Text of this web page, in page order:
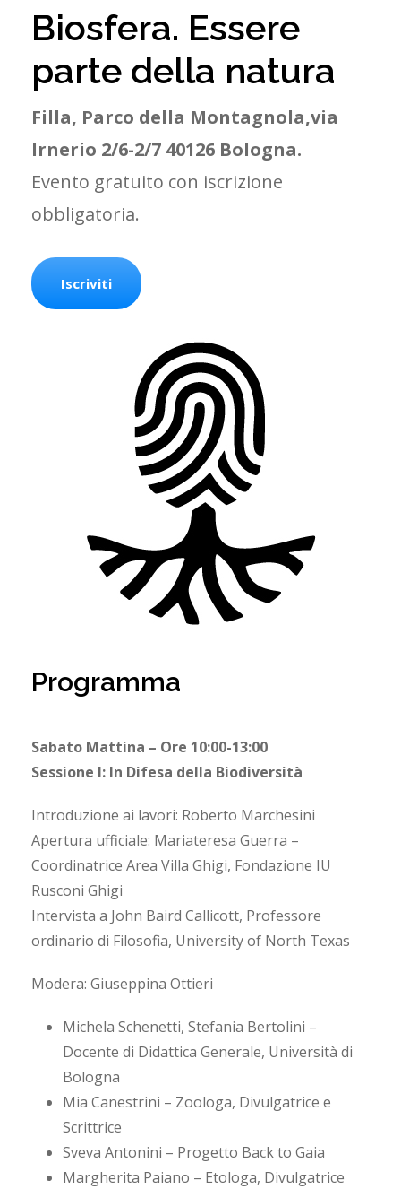
Biosfera. Essere
parte della natura
Filla, Parco della Montagnola,via
Irnerio 2/6-2/7 40126 Bologna.
Evento gratuito con iscrizione
obbligatoria.
Iscriviti
Programma
Sabato Mattina – Ore 10:00-13:00
Sessione I: In Difesa della Biodiversità
Introduzione ai lavori: Roberto Marchesini
Apertura ufficiale: Mariateresa Guerra –
Coordinatrice Area Villa Ghigi, Fondazione IU
Rusconi Ghigi
Intervista a John Baird Callicott, Professore
ordinario di Filosofia, University of North Texas
Modera: Giuseppina Ottieri
Michela Schenetti, Stefania Bertolini –
Docente di Didattica Generale, Università di
Bologna
Mia Canestrini – Zoologa, Divulgatrice e
Scrittrice
Sveva Antonini – Progetto Back to Gaia
Margherita Paiano – Etologa, Divulgatrice